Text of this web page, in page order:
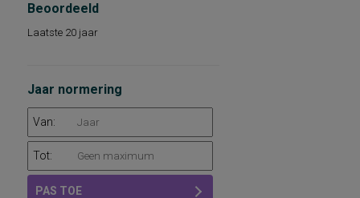
Beoordeeld
Laatste 20 jaar
Jaar normering
Van:
Tot:
PAS TOE